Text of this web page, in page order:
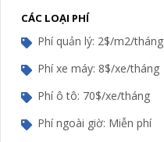
CÁC LOẠI PHÍ
Phí quản lý: 2$/m2/tháng
Phí xe máy: 8$/xe/tháng
Phí ô tô: 70$/xe/tháng
Phí ngoài giờ: Miễn phí